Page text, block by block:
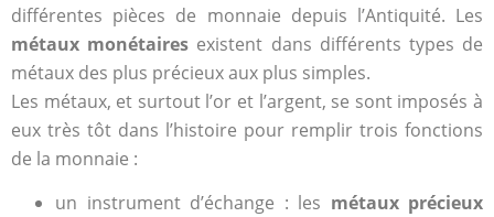
différentes pièces de monnaie depuis l’Antiquité. Les
métaux monétaires existent dans différents types de
métaux des plus précieux aux plus simples.
Les métaux, et surtout l’or et l’argent, se sont imposés à
eux très tôt dans l’histoire pour remplir trois fonctions
de la monnaie :
un instrument d’échange : les métaux précieux